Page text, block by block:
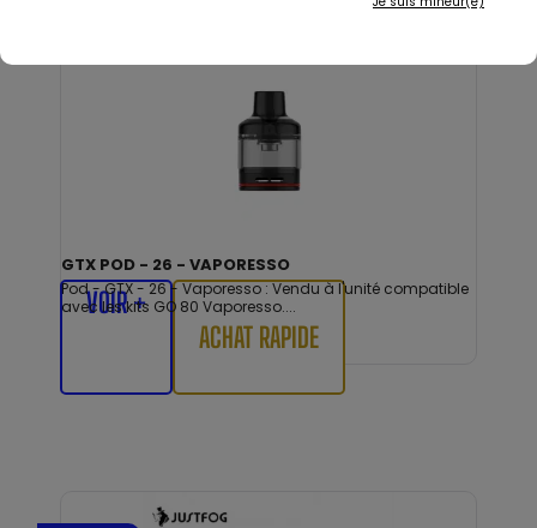
GTX POD - 26 - VAPORESSO
Pod - GTX - 26 - Vaporesso : Vendu à l'unité compatible
avec les kits GO 80 Vaporesso....
VOIR +
ACHAT RAPIDE